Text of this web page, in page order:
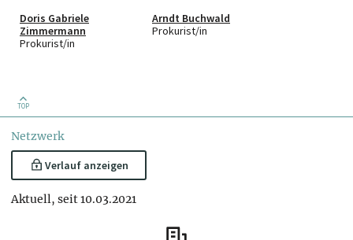
Doris Gabriele
Zimmermann
Prokurist/in
Arndt Buchwald
Prokurist/in
TOP
Netzwerk
Verlauf anzeigen
Aktuell, seit 10.03.2021